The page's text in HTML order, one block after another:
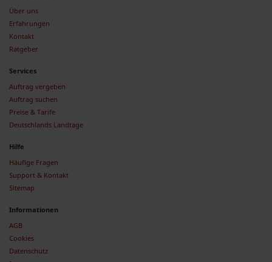
Über uns
Erfahrungen
Kontakt
Ratgeber
Services
Auftrag vergeben
Auftrag suchen
Preise & Tarife
Deutschlands Landtage
Hilfe
Häufige Fragen
Support & Kontakt
Sitemap
Informationen
AGB
Cookies
Datenschutz